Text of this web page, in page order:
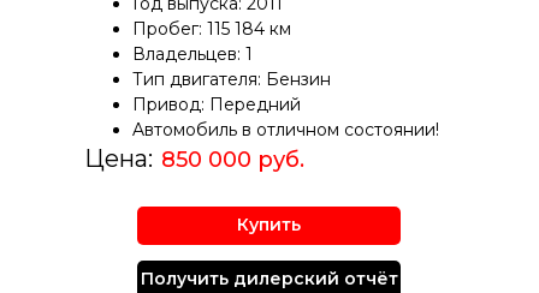
Пробег: 115 184 км
Владельцев: 1
Тип двигателя: Бензин
Привод: Передний
Aвтомобиль в oтличнoм cоcтоянии!
Цена: 850 000 руб.
Купить
Получить дилерский отчёт